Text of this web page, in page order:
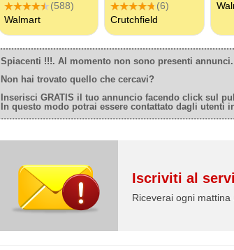
Spiacenti !!!. Al momento non sono presenti annunci.
Non hai trovato quello che cercavi?
Inserisci GRATIS il tuo annuncio facendo click sul
In questo modo potrai essere contattato dagli utenti
Iscriviti al
Riceverai ogni